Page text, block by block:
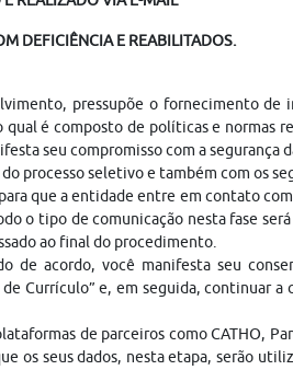
DEFICIÊNCIA E REABILITADOS.
pressupõe o fornecimento de
qual é composto de políticas e normas
seu compromisso com a segurança
processo seletivo e também com os
que a entidade entre em contato
o tipo de comunicação nesta fase
ao final do procedimento.
de acordo, você manifesta seu
Currículo” e, em seguida, continuar a
de parceiros como CATHO,
os seus dados, nesta etapa, serão